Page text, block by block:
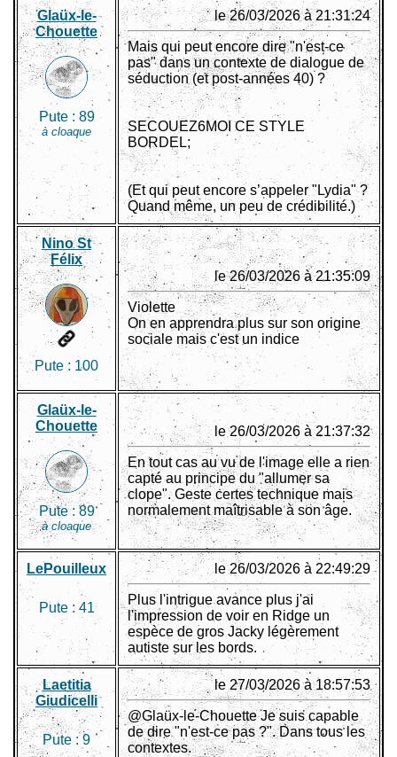
Glaüx-le-
Chouette
Pute : 89
à cloaque
le 26/03/2026 à 21:31:24
Mais qui peut encore dire "n'est-ce
pas" dans un contexte de dialogue de
séduction (et post-années 40) ?
SECOUEZ6MOI CE STYLE
BORDEL;
(Et qui peut encore s’appeler "Lydia" ?
Quand même, un peu de crédibilité.)
Nino St
Félix
Pute : 100
le 26/03/2026 à 21:35:09
Violette
On en apprendra plus sur son origine
sociale mais c'est un indice
Glaüx-le-
Chouette
Pute : 89
à cloaque
le 26/03/2026 à 21:37:32
En tout cas au vu de l'image elle a rien
capté au principe du "allumer sa
clope". Geste certes technique mais
normalement maîtrisable à son âge.
LePouilleux
Pute : 41
le 26/03/2026 à 22:49:29
Plus l'intrigue avance plus j'ai
l'impression de voir en Ridge un
espèce de gros Jacky légèrement
autiste sur les bords.
Laetitia
Giudicelli
Pute :9
le 27/03/2026 à 18:57:53
@Glaüx-le-Chouette Je suis capable
de dire "n'est-ce pas ?". Dans tous les
contextes.